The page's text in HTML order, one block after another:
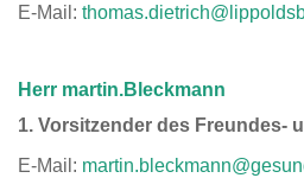
E-Mail:
Herr martin.Bleckmann
1. Vorsitzender des Freundes-
E-Mail: